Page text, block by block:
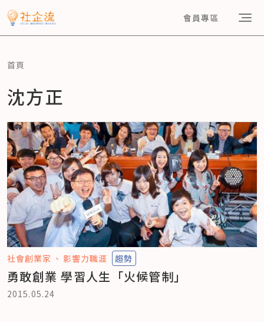
會員專區
首頁
沈方正
社會創業家 影響力職涯 趨勢
勇敢創業 學習人生「火候管制」
2015.05.24